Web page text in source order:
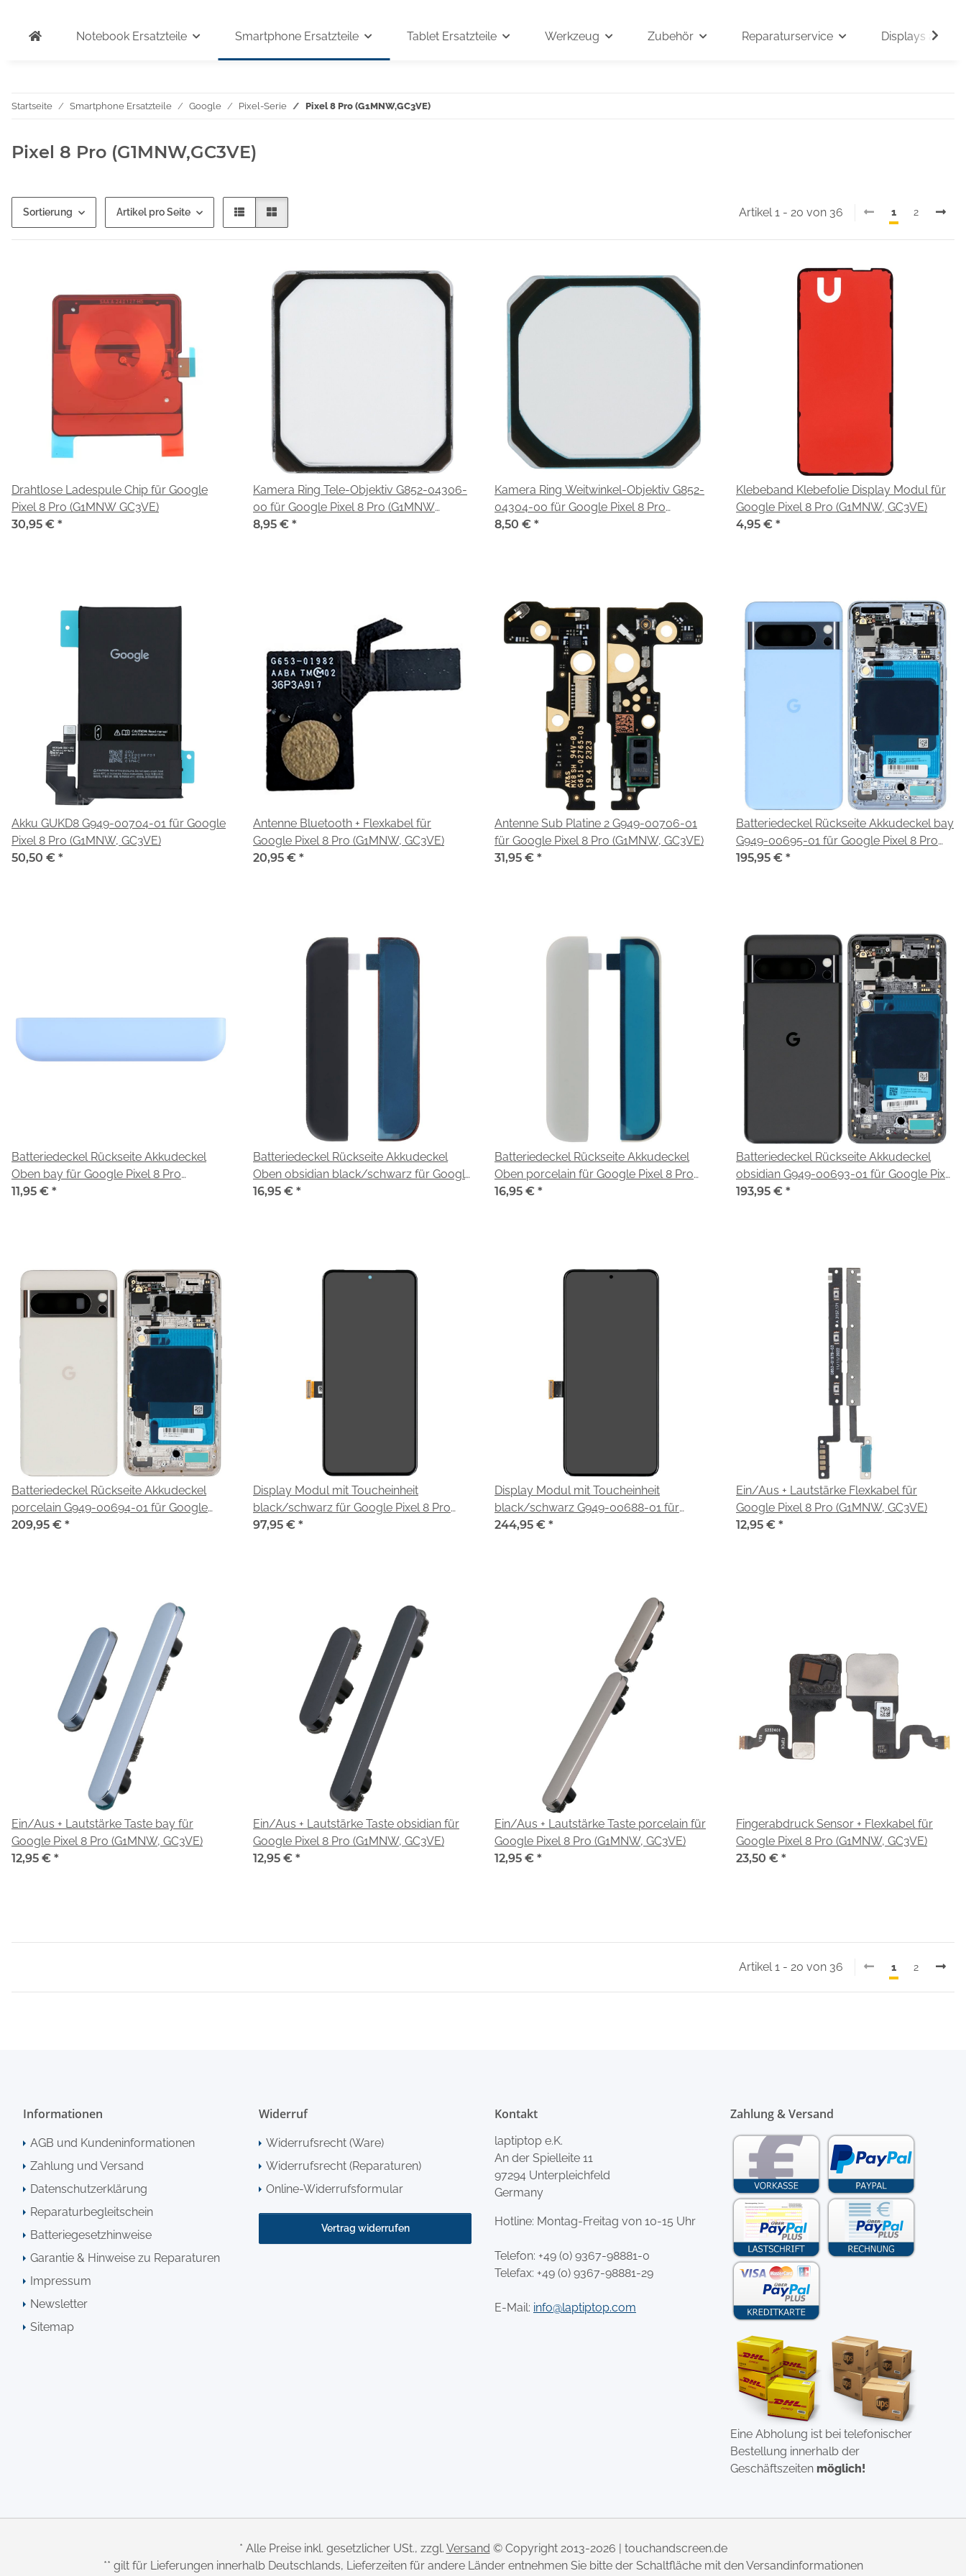
Notebook Ersatzteile Smartphone Ersatzteile Tablet Ersatzteile Werkzeug Zubehör Reparaturservice Displays auf
Startseite Smartphone Ersatzteile Google Pixel-Serie Pixel 8 Pro (G1MNW,GC3VE)
Pixel 8 Pro (G1MNW,GC3VE)
Sortierung Artikel pro Seite Artikel 1 - 20 von 36 1 2
Drahtlose Ladespule Chip für Google
Pixel 8 Pro (G1MNW GC3VE)
30,95 € *
Kamera Ring Tele-Objektiv G852-04306-
00 für Google Pixel 8 Pro (G1MNW
GC3VE)
8,95 € *
Kamera Ring Weitwinkel-Objektiv G852-
04304-00 für Google Pixel 8 Pro
(G1MNW GC3VE)
8,50 € *
Klebeband Klebefolie Display Modul für
Google Pixel 8 Pro (G1MNW, GC3VE)
4,95 € *
Akku GUKD8 G949-00704-01 für Google
Pixel 8 Pro (G1MNW, GC3VE)
50,50 € *
Antenne Bluetooth + Flexkabel für
Google Pixel 8 Pro (G1MNW, GC3VE)
20,95 € *
Antenne Sub Platine 2 G949-00706-01
für Google Pixel 8 Pro (G1MNW, GC3VE)
31,95 € *
Batteriedeckel Rückseite Akkudeckel bay
G949-00695-01 für Google Pixel 8 Pro
(G1MNW, GC3VE)
195,95 € *
Batteriedeckel Rückseite Akkudeckel
Oben bay für Google Pixel 8 Pro
(G1MNW, GC3VE)
11,95 € *
Batteriedeckel Rückseite Akkudeckel
Oben obsidian black/schwarz für Google
Pixel 8 Pro (G1MNW, GC3VE)
16,95 € *
Batteriedeckel Rückseite Akkudeckel
Oben porcelain für Google Pixel 8 Pro
(G1MNW, GC3VE)
16,95 € *
Batteriedeckel Rückseite Akkudeckel
obsidian G949-00693-01 für Google Pixel
8 Pro (G1MNW, GC3VE)
193,95 € *
Batteriedeckel Rückseite Akkudeckel
porcelain G949-00694-01 für Google
Pixel 8 Pro (G1MNW, GC3VE)
209,95 € *
Display Modul mit Toucheinheit
black/schwarz für Google Pixel 8 Pro
(G1MNW,GC3VE)
97,95 € *
Display Modul mit Toucheinheit
black/schwarz G949-00688-01 für
Google Pixel 8 Pro (G1MNW, GC3VE)
244,95 € *
Ein/Aus + Lautstärke Flexkabel für
Google Pixel 8 Pro (G1MNW, GC3VE)
12,95 € *
Ein/Aus + Lautstärke Taste bay für
Google Pixel 8 Pro (G1MNW, GC3VE)
12,95 € *
Ein/Aus + Lautstärke Taste obsidian für
Google Pixel 8 Pro (G1MNW, GC3VE)
12,95 € *
Ein/Aus + Lautstärke Taste porcelain für
Google Pixel 8 Pro (G1MNW, GC3VE)
12,95 € *
Fingerabdruck Sensor + Flexkabel für
Google Pixel 8 Pro (G1MNW, GC3VE)
23,50 € *
Artikel 1 - 20 von 36 1 2
Informationen
AGB und Kundeninformationen
Zahlung und Versand
Datenschutzerklärung
Reparaturbegleitschein
Batteriegesetzhinweise
Garantie & Hinweise zu Reparaturen
Impressum
Newsletter
Sitemap
Widerruf
Widerrufsrecht (Ware)
Widerrufsrecht (Reparaturen)
Online-Widerrufsformular
Vertrag widerrufen
Kontakt
laptiptop e.K.
An der Spielleite 11
97294 Unterpleichfeld
Germany
Hotline: Montag-Freitag von 10-15 Uhr
Telefon: +49 (0) 9367-98881-0
Telefax: +49 (0) 9367-98881-29
E-Mail: info@laptiptop.com
Zahlung & Versand
Eine Abholung ist bei telefonischer
Bestellung innerhalb der
Geschäftszeiten möglich!
* Alle Preise inkl. gesetzlicher USt., zzgl. Versand © Copyright 2013-2026 | touchandscreen.de
** gilt für Lieferungen innerhalb Deutschlands, Lieferzeiten für andere Länder entnehmen Sie bitte der Schaltfläche mit den Versandinformationen